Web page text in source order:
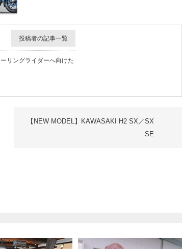
投稿者の記事一覧
リングライダーへ向けた
【NEW MODEL】KAWASAKI H2 SX／SX
SE